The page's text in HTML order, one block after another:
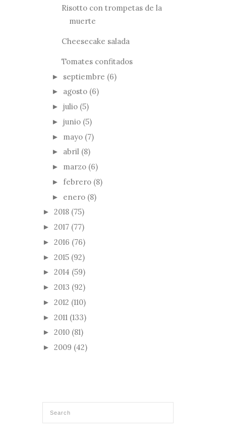
Risotto con trompetas de la
muerte
Cheesecake salada
Tomates confitados
► septiembre (6)
► agosto (6)
► julio (5)
► junio (5)
► mayo (7)
► abril (8)
► marzo (6)
► febrero (8)
► enero (8)
► 2018 (75)
► 2017 (77)
► 2016 (76)
► 2015 (92)
► 2014 (59)
► 2013 (92)
► 2012 (110)
► 2011 (133)
► 2010 (81)
► 2009 (42)